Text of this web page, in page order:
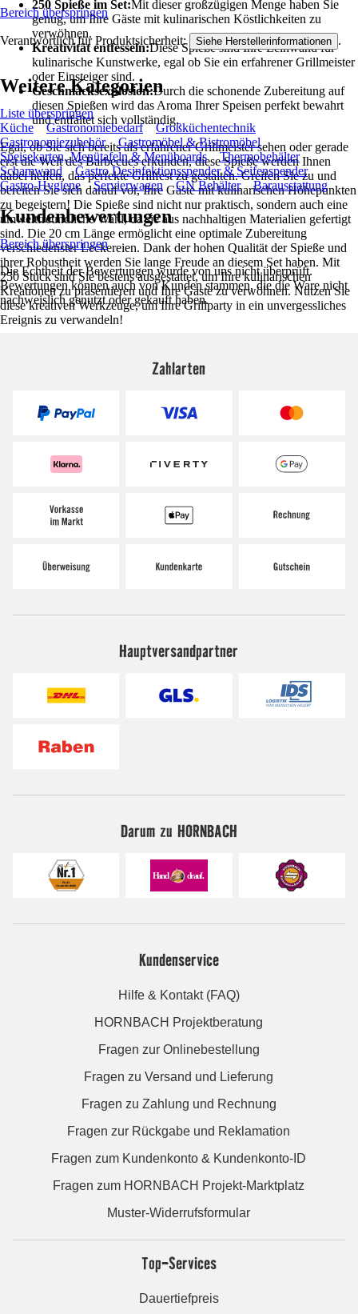
250 Spieße im Set:Mit dieser großzügigen Menge haben Sie
genug, um Ihre Gäste mit kulinarischen Köstlichkeiten zu
verwöhnen.
Kreativität entfesseln:Diese Spieße sind Ihre Leinwand für
kulinarische Kunstwerke, egal ob Sie ein erfahrener Grillmeister
oder Einsteiger sind.
Geschmacksexplosion:Durch die schonende Zubereitung auf
diesen Spießen wird das Aroma Ihrer Speisen perfekt bewahrt
und entfaltet sich vollständig.
Egal, ob Sie sich bereits als erfahrener Grillmeister sehen oder gerade
erst die Welt des Barbecues erkunden, diese Spieße werden Ihnen
dabei helfen, das perfekte Grillfest zu gestalten. Greifen Sie zu und
bereiten Sie sich darauf vor, Ihre Gäste mit kulinarischen Höhepunkten
zu begeistern! Die Spieße sind nicht nur praktisch, sondern auch eine
umweltfreundliche Wahl, da sie aus nachhaltigen Materialien gefertigt
sind. Die 20 cm Länge ermöglicht eine optimale Zubereitung
verschiedenster Leckereien. Dank der hohen Qualität der Spieße und
ihrer Robustheit werden Sie lange Freude an diesem Set haben. Mit
250 Stück sind Sie bestens ausgestattet, um Ihre kulinarischen
Kreationen zu präsentieren und Ihre Gäste zu verwöhnen. Nutzen Sie
diese kreativen Werkzeuge, um Ihre Grillparty in ein unvergessliches
Ereignis zu verwandeln!
Bereich überspringen
Verantwortlich für Produktsicherheit: Siehe Herstellerinformationen .
Weitere Kategorien
Liste überspringen
Küche
Gastronomiebedarf
Großküchentechnik
Gastronomiezubehör
Gastromöbel & Bistromöbel
Speisekarten, Menütafeln & Menüboards
Thermobehälter
Schamwand
Gastro Desinfektionsspender & Seifenspender
Gastro-Hygiene
Servierwagen GN Behälter Barausstattung
Kundenbewertungen
Bereich überspringen
Die Echtheit der Bewertungen wurde von uns nicht überprüft.
Bewertungen können auch von Kunden stammen, die die Ware nicht
nachweislich genutzt oder gekauft haben.
Zahlarten
Hauptversandpartner
Darum zu HORNBACH
Kundenservice
Hilfe & Kontakt (FAQ)
HORNBACH Projektberatung
Fragen zur Onlinebestellung
Fragen zu Versand und Lieferung
Fragen zu Zahlung und Rechnung
Fragen zur Rückgabe und Reklamation
Fragen zum Kundenkonto & Kundenkonto-ID
Fragen zum HORNBACH Projekt-Marktplatz
Muster-Widerrufsformular
Top-Services
Dauertiefpreis